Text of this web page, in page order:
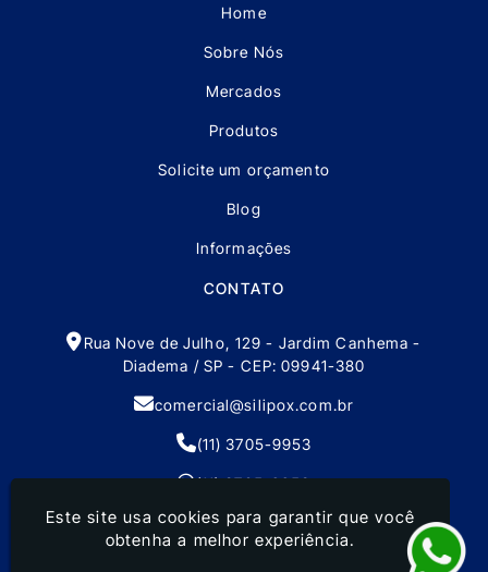
Home
Sobre Nós
Mercados
Produtos
Solicite um orçamento
Blog
Informações
CONTATO
Rua Nove de Julho, 129 - Jardim Canhema -
Diadema / SP - CEP: 09941-380
comercial@silipox.com.br
(11) 3705-9953
(11) 3705-9953
Este site usa cookies para garantir que você
obtenha a melhor experiência.